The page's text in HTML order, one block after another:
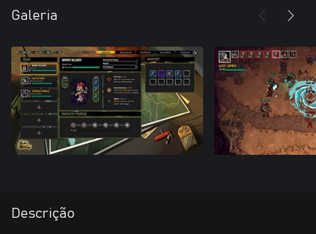
Galeria
Descrição